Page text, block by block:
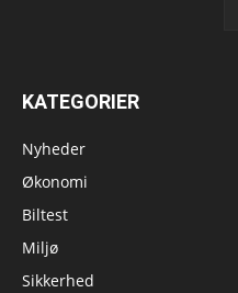
KATEGORIER
Nyheder
Økonomi
Biltest
Miljø
Sikkerhed